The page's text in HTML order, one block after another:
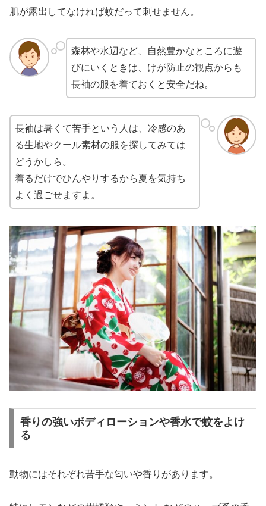
肌が露出してなければ蚊だって刺せません。
森林や水辺など、自然豊かなところに遊
びにいくときは、けが防止の観点からも
長袖の服を着ておくと安全だね。
長袖は暑くて苦手という人は、冷感のあ
る生地やクール素材の服を探してみては
どうかしら。
着るだけでひんやりするから夏を気持ち
よく過ごせますよ。
香りの強いボディローションや香水で蚊をよけ
る
動物にはそれぞれ苦手な匂いや香りがあります。